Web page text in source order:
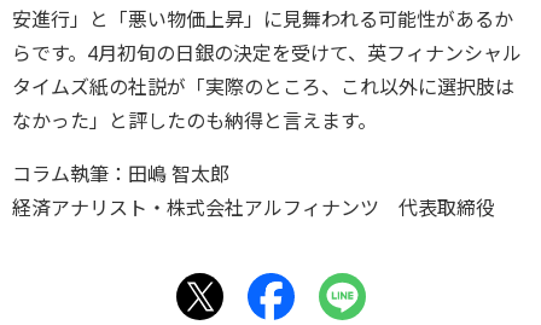
安進行」と「悪い物価上昇」に見舞われる可能性があるか
らです。4月初旬の日銀の決定を受けて、英フィナンシャル
タイムズ紙の社説が「実際のところ、これ以外に選択肢は
なかった」と評したのも納得と言えます。
コラム執筆：田嶋 智太郎
経済アナリスト・株式会社アルフィナンツ 代表取締役